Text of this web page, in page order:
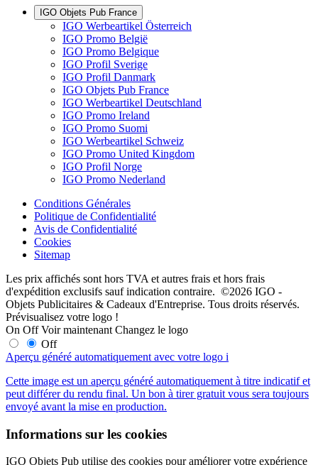
IGO Objets Pub France
IGO Werbeartikel Österreich
IGO Promo België
IGO Promo Belgique
IGO Profil Sverige
IGO Profil Danmark
IGO Objets Pub France
IGO Werbeartikel Deutschland
IGO Promo Ireland
IGO Promo Suomi
IGO Werbeartikel Schweiz
IGO Promo United Kingdom
IGO Profil Norge
IGO Promo Nederland
Conditions Générales
Politique de Confidentialité
Avis de Confidentialité
Cookies
Sitemap
Les prix affichés sont hors TVA et autres frais et hors frais
d'expédition exclusifs sauf indication contraire. ©2026 IGO -
Objets Publicitaires & Cadeaux d'Entreprise. Tous droits réservés.
Prévisualisez votre logo !
On Off Voir maintenant Changez le logo
Off
Aperçu généré automatiquement avec votre logo i
Cette image est un aperçu généré automatiquement à titre indicatif et
peut différer du rendu final. Un bon à tirer gratuit vous sera toujours
envoyé avant la mise en production.
Informations sur les cookies
IGO Objets Pub utilise des cookies pour améliorer votre expérience